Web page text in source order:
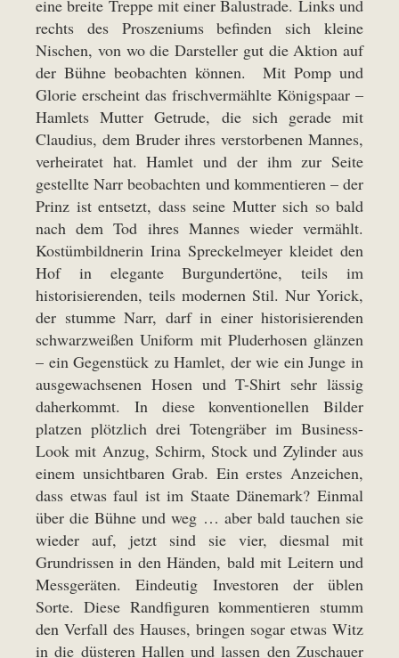
eine breite Treppe mit einer Balustrade. Links und
rechts des Proszeniums befinden sich kleine
Nischen, von wo die Darsteller gut die Aktion auf
der Bühne beobachten können. Mit Pomp und
Glorie erscheint das frischvermählte Königspaar –
Hamlets Mutter Getrude, die sich gerade mit
Claudius, dem Bruder ihres verstorbenen Mannes,
verheiratet hat. Hamlet und der ihm zur Seite
gestellte Narr beobachten und kommentieren – der
Prinz ist entsetzt, dass seine Mutter sich so bald
nach dem Tod ihres Mannes wieder vermählt.
Kostümbildnerin Irina Spreckelmeyer kleidet den
Hof in elegante Burgundertöne, teils im
historisierenden, teils modernen Stil. Nur Yorick,
der stumme Narr, darf in einer historisierenden
schwarzweißen Uniform mit Pluderhosen glänzen
– ein Gegenstück zu Hamlet, der wie ein Junge in
ausgewachsenen Hosen und T-Shirt sehr lässig
daherkommt. In diese konventionellen Bilder
platzen plötzlich drei Totengräber im Business-
Look mit Anzug, Schirm, Stock und Zylinder aus
einem unsichtbaren Grab. Ein erstes Anzeichen,
dass etwas faul ist im Staate Dänemark? Einmal
über die Bühne und weg … aber bald tauchen sie
wieder auf, jetzt sind sie vier, diesmal mit
Grundrissen in den Händen, bald mit Leitern und
Messgeräten. Eindeutig Investoren der üblen
Sorte. Diese Randfiguren kommentieren stumm
den Verfall des Hauses, bringen sogar etwas Witz
in die düsteren Hallen und lassen den Zuschauer